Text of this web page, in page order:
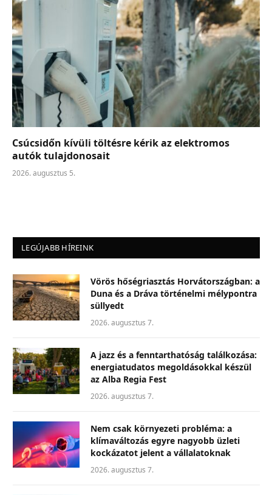
Csúcsidőn kívüli töltésre kérik az elektromos
autók tulajdonosait
2026. augusztus 5.
LEGÚJABB HÍREINK
Vörös hőségriasztás Horvátországban: a
Duna és a Dráva történelmi mélypontra
süllyedt
2026. augusztus 7.
A jazz és a fenntarthatóság találkozása:
energiatudatos megoldásokkal készül
az Alba Regia Fest
2026. augusztus 7.
Nem csak környezeti probléma: a
klímaváltozás egyre nagyobb üzleti
kockázatot jelent a vállalatoknak
2026. augusztus 7.